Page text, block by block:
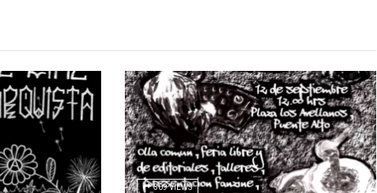
309 VIEWS